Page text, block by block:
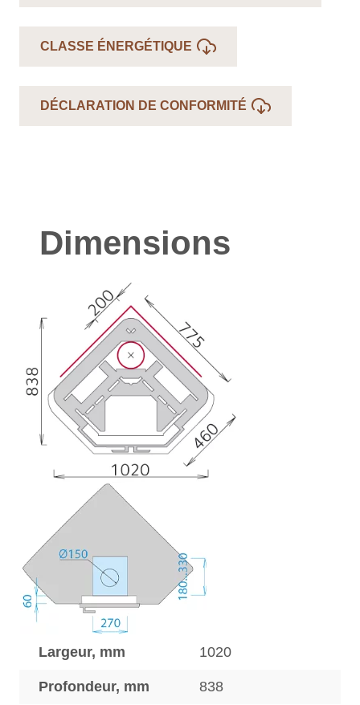
CLASSE ÉNERGÉTIQUE
DÉCLARATION DE CONFORMITÉ
Dimensions
Largeur, mm 1020
Profondeur, mm 838